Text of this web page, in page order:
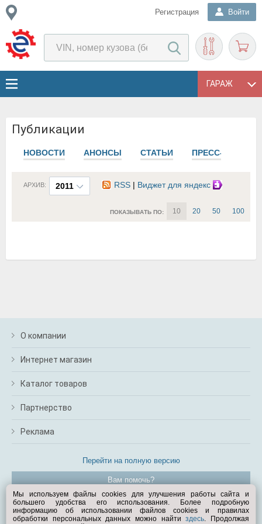
Регистрация Войти
ГАРАЖ
Публикации
НОВОСТИ АНОНСЫ СТАТЬИ ПРЕСС-РЕЛИЗЫ
2011
АРХИВ: RSS | Виджет для яндекс
ПОКАЗЫВАТЬ ПО: 10 20 50 100
О компании
Интернет магазин
Каталог товаров
Партнерство
Реклама
Перейти на полную версию
Вам помочь?
© Exist.ru 1998—2026
Мы используем файлы cookies для улучшения работы сайта и
большего удобства его использования. Более подробную
информацию об использовании файлов cookies и правилах
обработки персональных данных можно найтиздесь. Продолжая